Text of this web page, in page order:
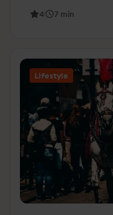
4 7 min
Lifestyle